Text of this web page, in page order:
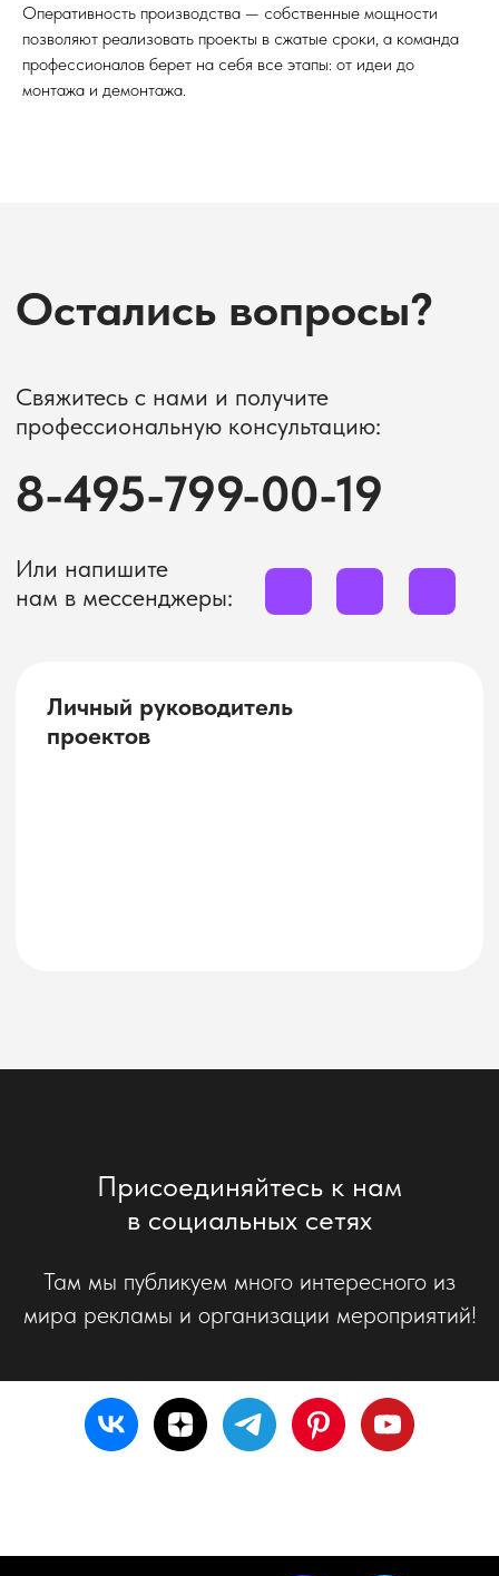
Оперативность производства — собственные мощности
позволяют реализовать проекты в сжатые сроки, а команда
профессионалов берет на себя все этапы: от идеи до
монтажа и демонтажа.
Присоединяйтесь к нам
в социальных сетях
Там мы публикуем много интересного из
мира рекламы и организации мероприятий!